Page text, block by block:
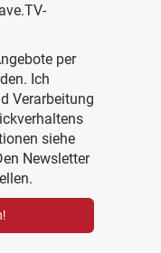
per
Ich
Verarbeitung
siehe
Newsletter